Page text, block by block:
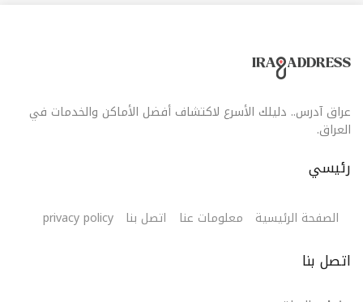
عراق آدرس.. دليلك الأسرع لاكتشاف أفضل الأماكن والخدمات في
العراق.
رئيسي
الصفحة الرئيسية معلومات عنا اتصل بنا privacy policy
اتصل بنا